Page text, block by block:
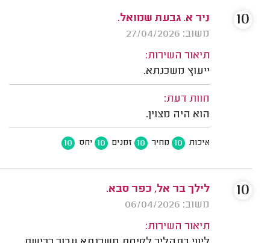
ניר א. גבעת שמואל.
משוב: 27/04/2026
תיאור השירות:
ייעוץ משכנתא.
חוות דעת:
הוא היה מצוין.
איכות 10 מחיר 10 זמנים 10 יחס 10
10
לילך בר אל, כפר סבא.
משוב: 06/04/2026
תיאור השירות:
10